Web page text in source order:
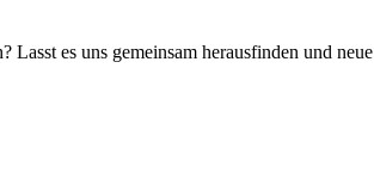
es uns gemeinsam herausfinden und